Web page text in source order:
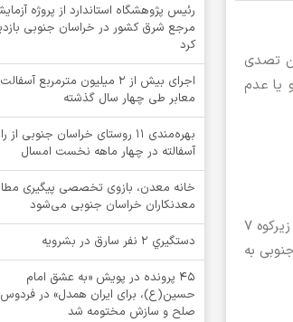
تصدی
یا عدم
آمار تأیید صلاحیت شدگان به تفکیک در حوزه انتخابیه بیرجند، خوسف، درمیان ۲۲ نفر، نهبندان و سربیشه ۱۰ نفر، قاین و زیرکوه ۷
به
رئیس پژوهشگاه استاندارد از پروژه
مرجع شرق کشور در خراسان جنوبی
کرد
اجرای بیش از ۲ میلیون مترمربع آسفالت
معابر طی چهار سال گذشته
بهره‌مندی ۱۱ روستای خراسان جنوبی از
آسفالته در چهار ماهه نخست امسال
خانه معدن، بازوی تخصصی پیگیری
معدنکاران خراسان جنوبی می‌شود
دستگيري 2 نفر سارق در بشرويه
۴۵ پرونده در پویش «به عشق امام
حسین(ع)، برای ایران همدل» در فردوس
صلح و سازش مختومه شد